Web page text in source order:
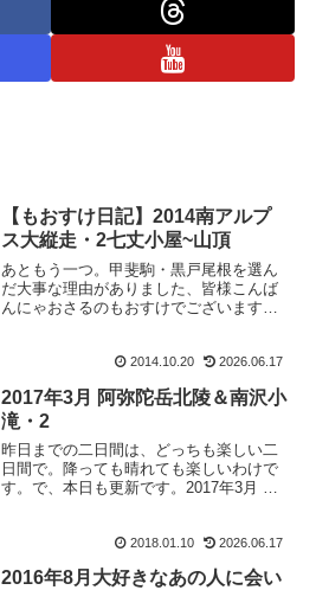
【もおすけ日記】2014南アルプ
ス大縦走・2七丈小屋~山頂
あともう一つ。甲斐駒・黒戸尾根を選ん
だ大事な理由がありました、皆様こんば
んにゃおさるのもおすけでございます。
面倒。』だったから。そうです。昔は大
2014.10.20 2026.06.17
2017年3月 阿弥陀岳北陵＆南沢小
滝・2
昨日までの二日間は、どっちも楽しい二
日間で。降っても晴れても楽しいわけで
す。で、本日も更新です。2017年3月 阿
を。荷物をまとめて出発です。うぃ～。
2018.01.10 2026.06.17
2016年8月大好きなあの人に会い